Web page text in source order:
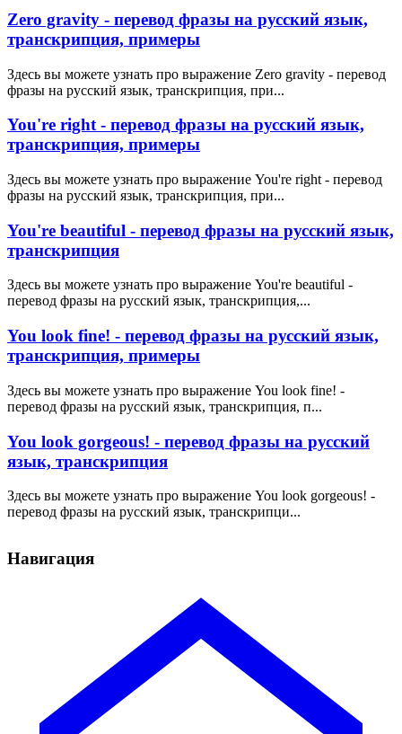
Zero gravity - перевод фразы на русский язык,
транскрипция, примеры
Здесь вы можете узнать про выражение Zero gravity - перевод
фразы на русский язык, транскрипция, при...
You're right - перевод фразы на русский язык,
транскрипция, примеры
Здесь вы можете узнать про выражение You're right - перевод
фразы на русский язык, транскрипция, при...
You're beautiful - перевод фразы на русский язык,
транскрипция
Здесь вы можете узнать про выражение You're beautiful -
перевод фразы на русский язык, транскрипция,...
You look fine! - перевод фразы на русский язык,
транскрипция, примеры
Здесь вы можете узнать про выражение You look fine! -
перевод фразы на русский язык, транскрипция, п...
You look gorgeous! - перевод фразы на русский
язык, транскрипция
Здесь вы можете узнать про выражение You look gorgeous! -
перевод фразы на русский язык, транскрипци...
Навигация